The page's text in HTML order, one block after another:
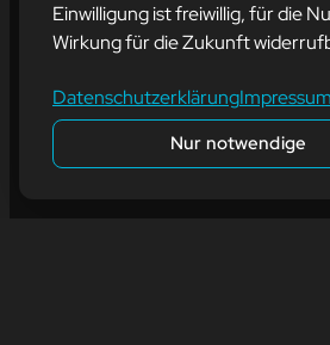
Einwilligung ist freiwillig, für die
Wirkung für die Zukunft
DatenschutzerklärungImpressum
Nur notwendige